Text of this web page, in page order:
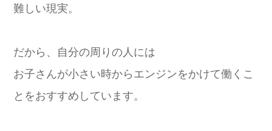
難しい現実。
だから、自分の周りの人には
お子さんが小さい時からエンジンをかけて働くこ
とをおすすめしています。